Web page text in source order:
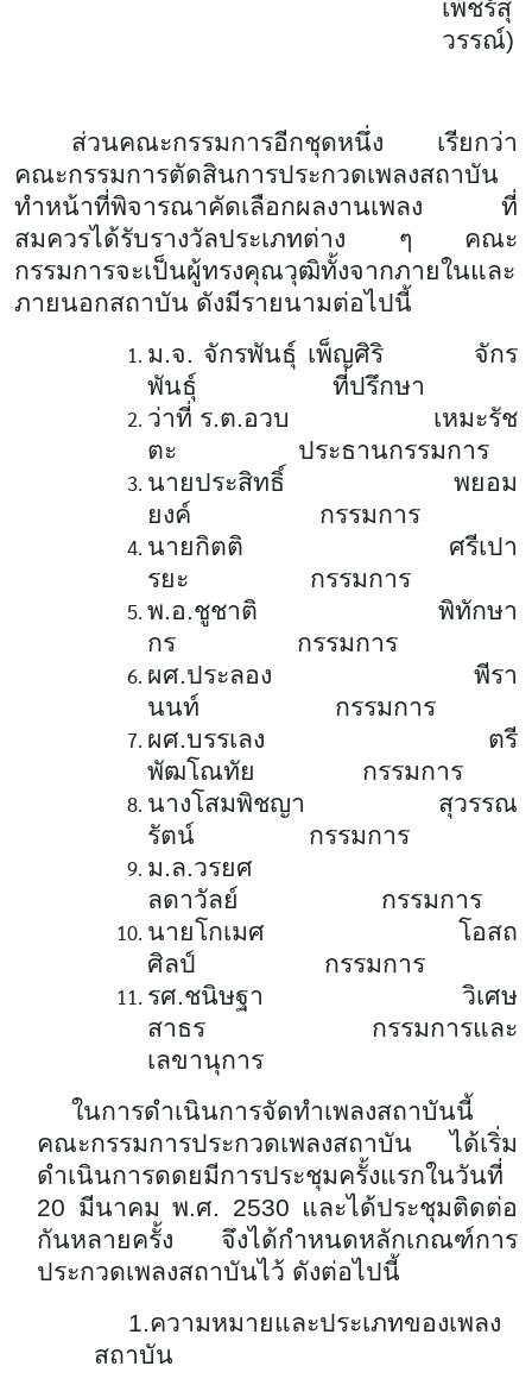
เพ็ชร์สุ
วรรณ์)
ส่วนคณะกรรมการอีกชุดหนึ่ง เรียกว่า
คณะกรรมการตัดสินการประกวดเพลงสถาบัน
ทำหน้าที่พิจารณาคัดเลือกผลงานเพลง ที่
สมควรได้รับรางวัลประเภทต่าง ๆ คณะ
กรรมการจะเป็นผู้ทรงคุณวุฒิทั้งจากภายในและ
ภายนอกสถาบัน ดังมีรายนามต่อไปนี้
ม.จ. จักรพันธุ์ เพ็ญศิริ จักร
พันธุ์ ที่ปรึกษา
ว่าที่ ร.ต.อวบ เหมะรัช
ตะ ประธานกรรมการ
นายประสิทธิ์ พยอม
ยงค์ กรรมการ
นายกิตติ ศรีเปา
รยะ กรรมการ
พ.อ.ชูชาติ พิทักษา
กร กรรมการ
ผศ.ประลอง พีรา
นนท์ กรรมการ
ผศ.บรรเลง ตรี
พัฒโณทัย กรรมการ
นางโสมพิชญา สุวรรณ
รัตน์ กรรมการ
ม.ล.วรยศ
ลดาวัลย์ กรรมการ
นายโกเมศ โอสถ
ศิลป์ กรรมการ
รศ.ชนิษฐา วิเศษ
สาธร กรรมการและ
เลขานุการ
ในการดำเนินการจัดทำเพลงสถาบันนี้
คณะกรรมการประกวดเพลงสถาบัน ได้เริ่ม
ดำเนินการดดยมีการประชุมครั้งแรกในวันที่
20 มีนาคม พ.ศ. 2530 และได้ประชุมติดต่อ
กันหลายครั้ง จึงได้กำหนดหลักเกณฑ์การ
ประกวดเพลงสถาบันไว้ ดังต่อไปนี้
1.ความหมายและประเภทของเพลง
สถาบัน